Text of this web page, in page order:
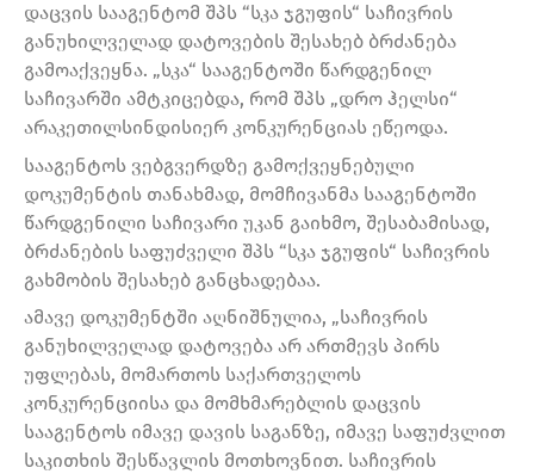
დაცვის სააგენტომ შპს “სკა ჯგუფის“ საჩივრის
განუხილველად დატოვების შესახებ ბრძანება
გამოაქვეყნა. „სკა“ სააგენტოში წარდგენილ
საჩივარში ამტკიცებდა, რომ შპს „დრო ჰელსი“
არაკეთილსინდისიერ კონკურენციას ეწეოდა.
სააგენტოს ვებგვერდზე გამოქვეყნებული
დოკუმენტის თანახმად, მომჩივანმა სააგენტოში
წარდგენილი საჩივარი უკან გაიხმო, შესაბამისად,
ბრძანების საფუძველი შპს “სკა ჯგუფის“ საჩივრის
გახმობის შესახებ განცხადებაა.
ამავე დოკუმენტში აღნიშნულია, „საჩივრის
განუხილველად დატოვება არ ართმევს პირს
უფლებას, მომართოს საქართველოს
კონკურენციისა და მომხმარებლის დაცვის
სააგენტოს იმავე დავის საგანზე, იმავე საფუძვლით
საკითხის შესწავლის მოთხოვნით. საჩივრის